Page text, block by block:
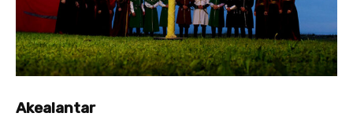
Akealantar